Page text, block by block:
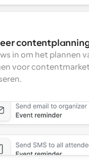
in om het plannen
voor